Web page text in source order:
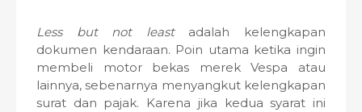
Less but not leastadalah kelengkapan
dokumen kendaraan. Poin utama ketika ingin
membeli motor bekas merek Vespa atau
lainnya, sebenarnya menyangkut kelengkapan
surat dan pajak. Karena jika kedua syarat ini